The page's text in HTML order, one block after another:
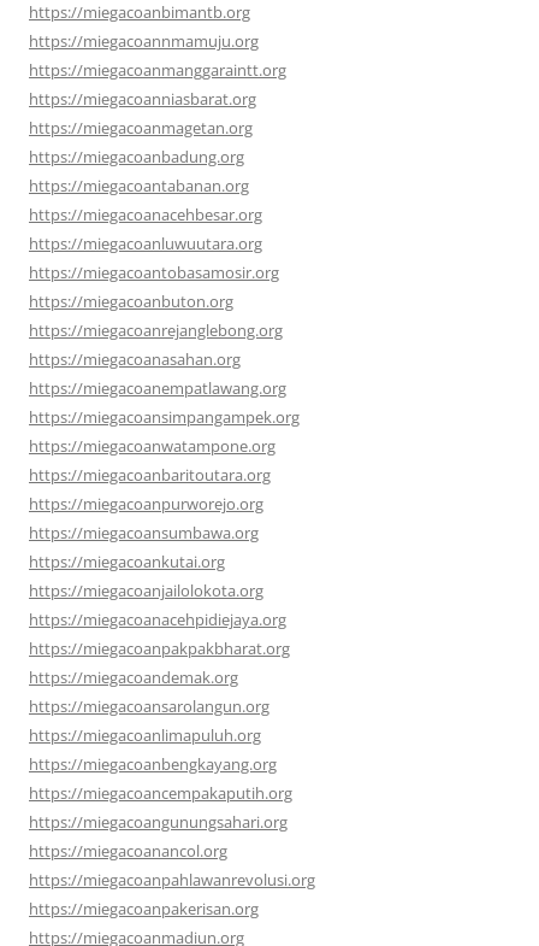
https://miegacoanbimantb.org
https://miegacoannmamuju.org
https://miegacoanmanggaraintt.org
https://miegacoanniasbarat.org
https://miegacoanmagetan.org
https://miegacoanbadung.org
https://miegacoantabanan.org
https://miegacoanacehbesar.org
https://miegacoanluwuutara.org
https://miegacoantobasamosir.org
https://miegacoanbuton.org
https://miegacoanrejanglebong.org
https://miegacoanasahan.org
https://miegacoanempatlawang.org
https://miegacoansimpangampek.org
https://miegacoanwatampone.org
https://miegacoanbaritoutara.org
https://miegacoanpurworejo.org
https://miegacoansumbawa.org
https://miegacoankutai.org
https://miegacoanjailolokota.org
https://miegacoanacehpidiejaya.org
https://miegacoanpakpakbharat.org
https://miegacoandemak.org
https://miegacoansarolangun.org
https://miegacoanlimapuluh.org
https://miegacoanbengkayang.org
https://miegacoancempakaputih.org
https://miegacoangunungsahari.org
https://miegacoanancol.org
https://miegacoanpahlawanrevolusi.org
https://miegacoanpakerisan.org
https://miegacoanmadiun.org